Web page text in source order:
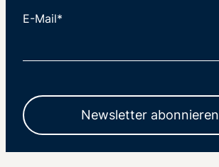
E-Mail*
Newsletter abonnieren